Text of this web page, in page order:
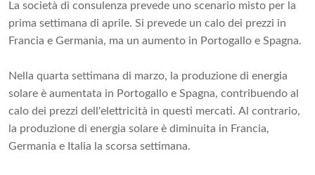
La società di consulenza prevede uno scenario misto per la
prima settimana di aprile. Si prevede un calo dei prezzi in
Francia e Germania, ma un aumento in Portogallo e Spagna.
Nella quarta settimana di marzo, la produzione di energia
solare è aumentata in Portogallo e Spagna, contribuendo al
calo dei prezzi dell'elettricità in questi mercati. Al contrario,
la produzione di energia solare è diminuita in Francia,
Germania e Italia la scorsa settimana.